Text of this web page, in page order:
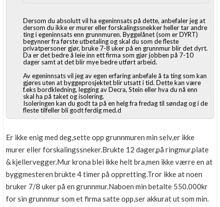
Dersom du absolutt vil ha egeninnsats på dette, anbefaler jeg at
dersom du ikke er murer eller forskalingssnekker heller tar andre
ting i egeninnsats enn grunnmuren. Byggelånet (som er DYRT)
begynner fra første utbetaling og skal du som de fleste
privatpersoner gjør, bruke 7-8 uker på en grunnmur blir det dyrt.
Da er det bedre å leie inn ett firma som gjør jobben på 7-10
dager samt at det blir mye bedre utført arbeid.
Av egeninnsats vil jeg av egen erfaring anbefale å ta ting som kan
gjøres uten at byggeprosjektet blir utsatt i tid. Dette kan være
f.eks bordkledning, legging av Decra, Stein eller hva du nå enn
skal ha på taket og isolering.
Isoleringen kan du godt ta på en helg fra fredag til søndag og i de
fleste tilfeller bli godt ferdig med.d
Er ikke enig med deg,sette opp grunnmuren min selv,er ikke
murer eller forskalingssneker.Brukte 12 dager,på ringmur,plate
& kjellervegger.Mur krona blei ikke helt bra,men ikke værre en at
byggmesteren brukte 4 timer på oppretting.Tror ikke at noen
bruker 7/8 uker på en grunnmur.Naboen min betalte 550.000kr
for sin grunnmur som et firma satte opp,ser akkurat ut som min.